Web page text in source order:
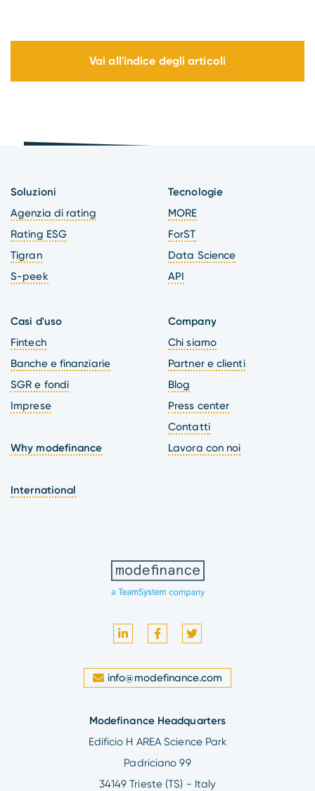
Vai all'indice degli articoli
Soluzioni
Agenzia di rating
Rating ESG
Tigran
S-peek
Tecnologie
MORE
ForST
Data Science
API
Casi d'uso
Fintech
Banche e finanziarie
SGR e fondi
Imprese
Why modefinance
International
Company
Chi siamo
Partner e clienti
Blog
Press center
Contatti
Lavora con noi
info@modefinance.com
Modefinance Headquarters
Edificio H AREA Science Park
Padriciano 99
34149 Trieste (TS) - Italy